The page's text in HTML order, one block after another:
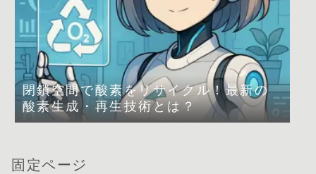
閉鎖空間で酸素をリサイクル！最新の
酸素生成・再生技術とは？
固定ページ